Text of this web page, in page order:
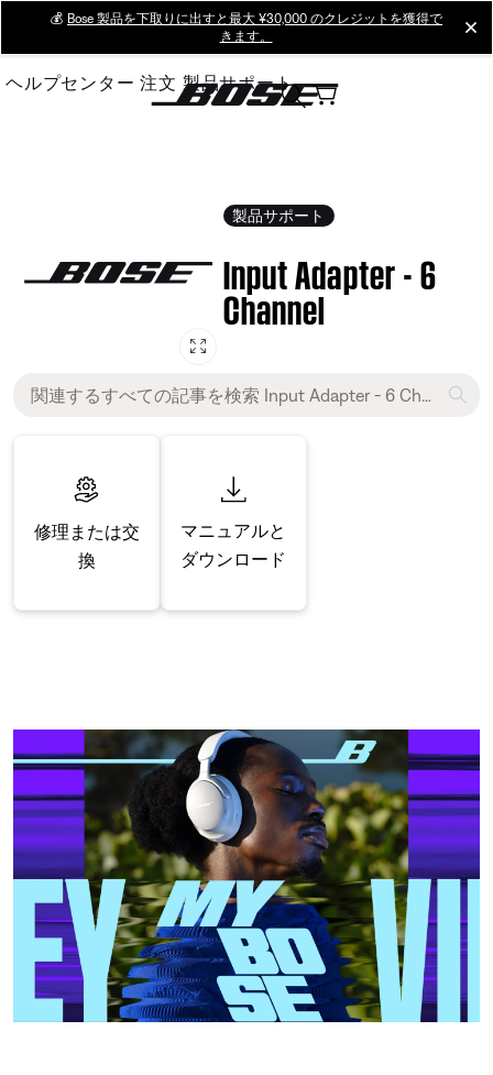
Main
💰 Bose 製品を下取りに出すと最大 ¥30,000 のクレジットを獲得で
きます。
ヘルプセンター 注文 製品サポート
製品サポート
Input Adapter - 6
Channel
修理または交
換
マニュアルと
ダウンロード